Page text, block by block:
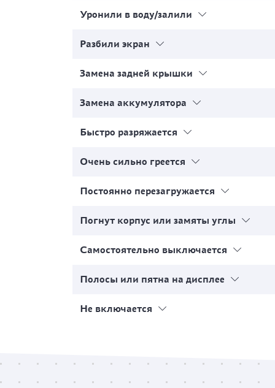
Уронили в воду/залили
Разбили экран
Замена задней крышки
Замена аккумулятора
Быстро разряжается
Очень сильно греется
Постоянно перезагружается
Погнут корпус или замяты углы
Самостоятельно выключается
Полосы или пятна на дисплее
Не включается